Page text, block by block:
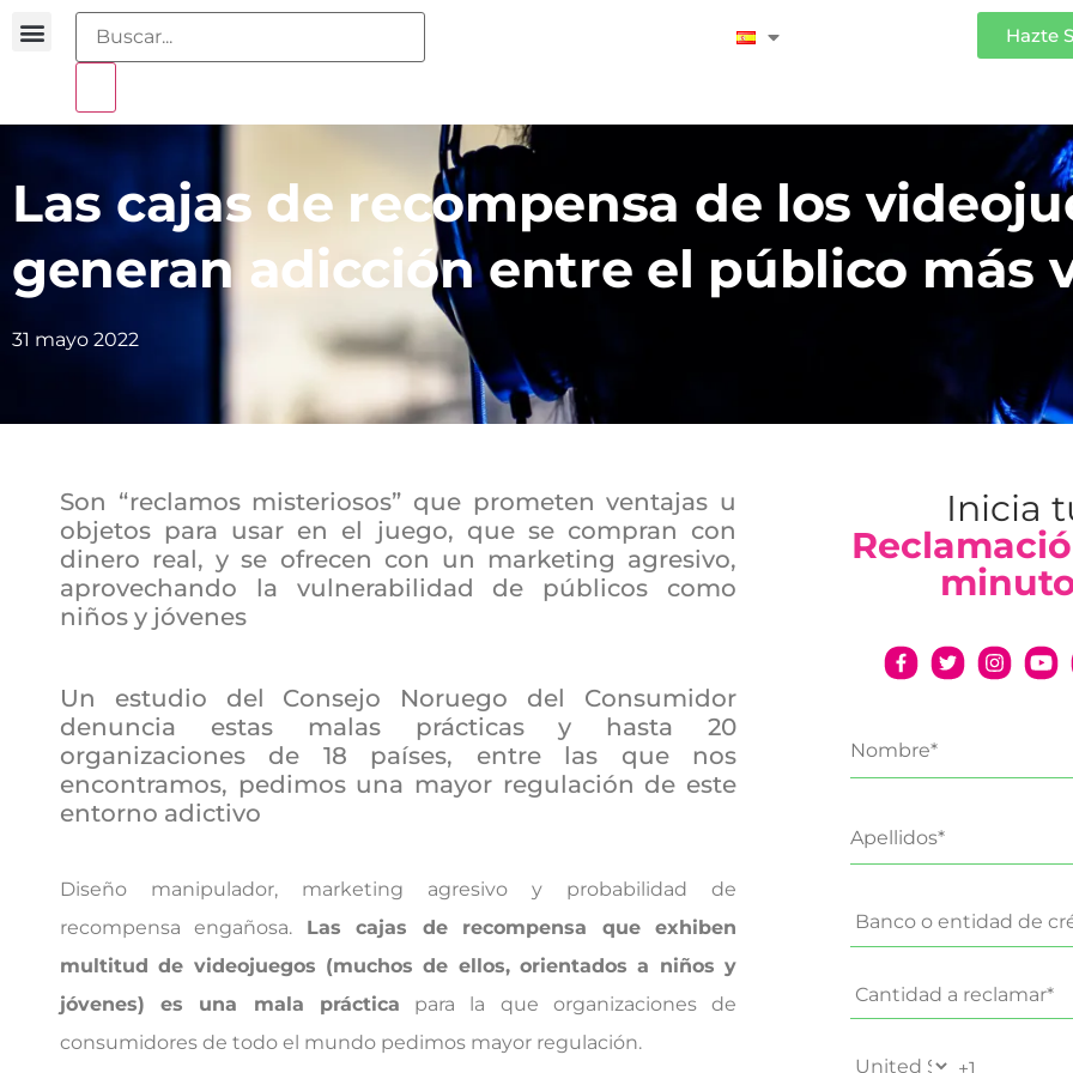
Hazte
Las cajas de recompensa de los
generan adicción entre el público más
31 mayo 2022
Son “reclamos misteriosos” que prometen ventajas u
objetos para usar en el juego, que se compran con
dinero real, y se ofrecen con un marketing agresivo,
aprovechando la vulnerabilidad de públicos como
niños y jóvenes
Un estudio del Consejo Noruego del Consumidor
denuncia estas malas prácticas y hasta 20
organizaciones de 18 países, entre las que nos
encontramos, pedimos una mayor regulación de este
entorno adictivo
Diseño manipulador, marketing agresivo y probabilidad de
recompensa engañosa. Las cajas de recompensa que exhiben
multitud de videojuegos (muchos de ellos, orientados a niños y
jóvenes) es una mala práctica para la que organizaciones de
consumidores de todo el mundo pedimos mayor regulación.
Inicia